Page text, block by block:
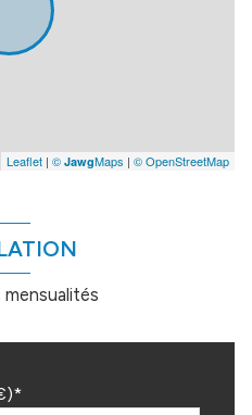
Leaflet | © JawgMaps | © OpenStreetMap